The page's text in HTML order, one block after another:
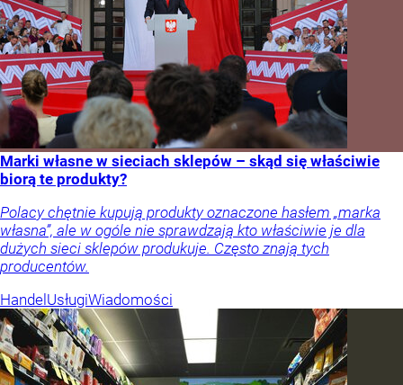
Marki własne w sieciach sklepów – skąd się właściwie
biorą te produkty?
Polacy chętnie kupują produkty oznaczone hasłem „marka
własna”, ale w ogóle nie sprawdzają kto właściwie je dla
dużych sieci sklepów produkuje. Często znają tych
producentów.
HandelUsługiWiadomości